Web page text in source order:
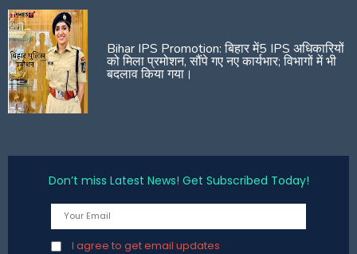
Bihar IPS Promotion: बिहार में5 IPS अधिकारियों
को मिला प्रमोशन, सौंपे गए नए कार्यभार; विभागों में भी
बदलाव किया गया।
Don’t miss Latest News! Get Subscribed Today!
I agree to get email updates